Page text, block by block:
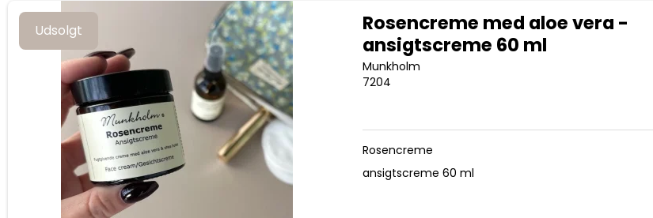
Udsolgt
Rosencreme med aloe vera -
ansigtscreme 60 ml
Munkholm
7204
Rosencreme
ansigtscreme 60 ml